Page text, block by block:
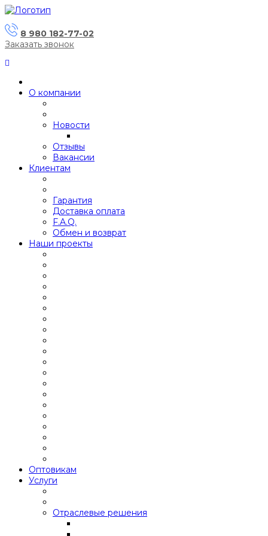
8 980 182-77-02
Заказать звонок
О компании
Новости
Отзывы
Вакансии
Клиентам
Гарантия
Доставка оплата
F.A.Q.
Обмен и возврат
Наши проекты
Оптовикам
Услуги
Отраслевые решения